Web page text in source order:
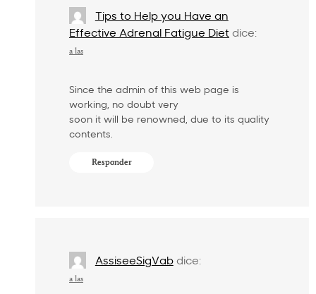
Tips to Help you Have an
Effective Adrenal Fatigue Diet dice:
a las
Since the admin of this web page is
working, no doubt very
soon it will be renowned, due to its quality
contents.
Responder
AssiseeSigVab dice:
a las